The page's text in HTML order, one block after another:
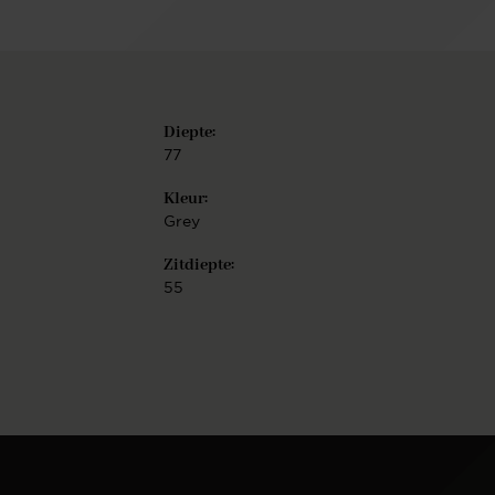
Diepte:
77
Kleur:
Grey
Zitdiepte:
55